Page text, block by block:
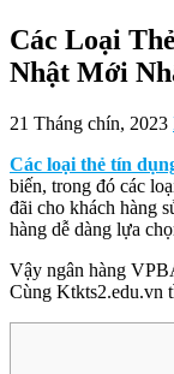
Các Loại
Nhật Mới
21 Tháng chín, 2023
Các loại thẻ tín
biến, trong đó các
đãi cho khách hàng
hàng dễ dàng lựa
Vậy ngân hàng
Cùng Ktkts2.edu.vn